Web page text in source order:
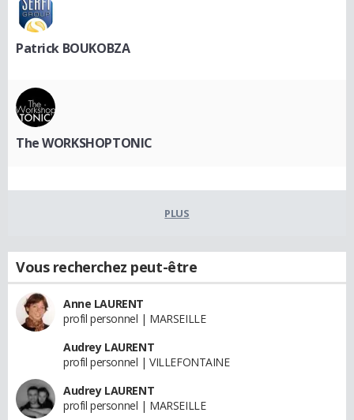
Patrick BOUKOBZA
The WORKSHOPTONIC
PLUS
Vous recherchez peut-être
Anne LAURENT
profil personnel | MARSEILLE
Audrey LAURENT
profil personnel | VILLEFONTAINE
Audrey LAURENT
profil personnel | MARSEILLE